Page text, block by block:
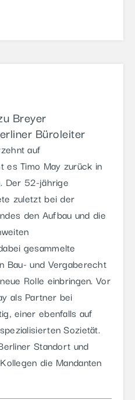
Breyer
Büroleiter
auf
es Timo May zurück in
Der 52-jährige
zuletzt bei der
den Aufbau und die
gesammelte
Bau- und Vergaberecht
Rolle einbringen. Vor
als Partner bei
einer ebenfalls auf
Sozietät.
Standort und
die Mandanten